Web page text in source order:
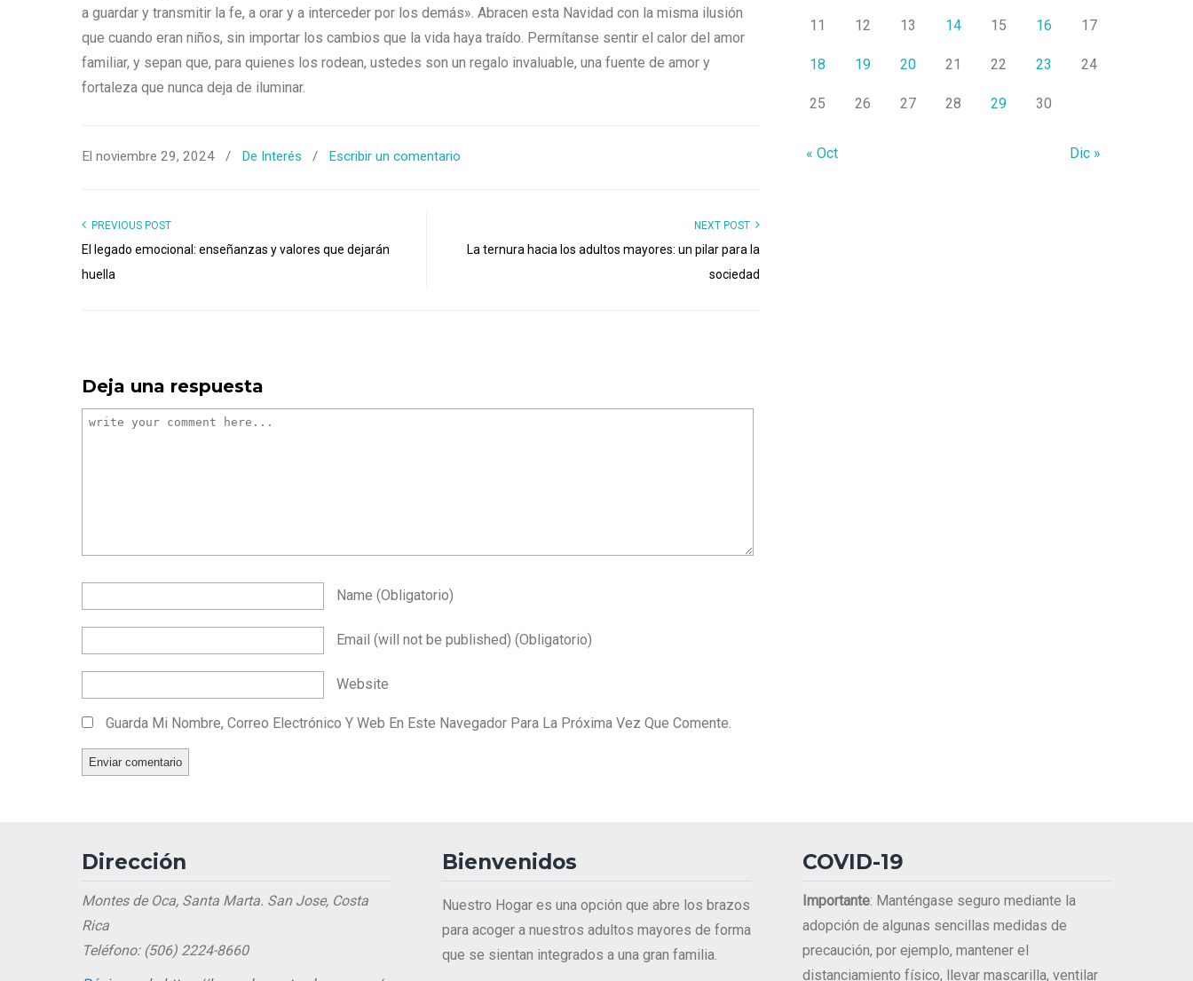
a guardar y transmitir la fe, a orar y a interceder por los demás». Abracen esta Navidad con la misma ilusión
que cuando eran niños, sin importar los cambios que la vida haya traído. Permítanse sentir el calor del amor
familiar, y sepan que, para quienes los rodean, ustedes son un regalo invaluable, una fuente de amor y
fortaleza que nunca deja de iluminar.
El noviembre 29, 2024 / De Interés / Escribir un comentario
PREVIOUS POST
El legado emocional: enseñanzas y valores que dejarán
huella
NEXT POST
La ternura hacia los adultos mayores: un pilar para la
sociedad
Deja una respuesta
Name (obligatorio)
Email (will not be published) (obligatorio)
Website
Guarda Mi Nombre, Correo Electrónico Y Web En Este Navegador Para La Próxima Vez Que Comente.
11 12 13 14 15 16 17
18 19 20 21 22 23 24
25 26 27 28 29 30
« Oct Dic »
Dirección
Montes de Oca, Santa Marta. San Jose, Costa
Rica
Teléfono: (506) 2224-8660
Bienvenidos
Nuestro Hogar es una opción que abre los brazos
para acoger a nuestros adultos mayores de forma
que se sientan integrados a una gran familia.
COVID-19
Importante: Manténgase seguro mediante la
adopción de algunas sencillas medidas de
precaución, por ejemplo, mantener el
distanciamiento físico, llevar mascarilla, ventilar